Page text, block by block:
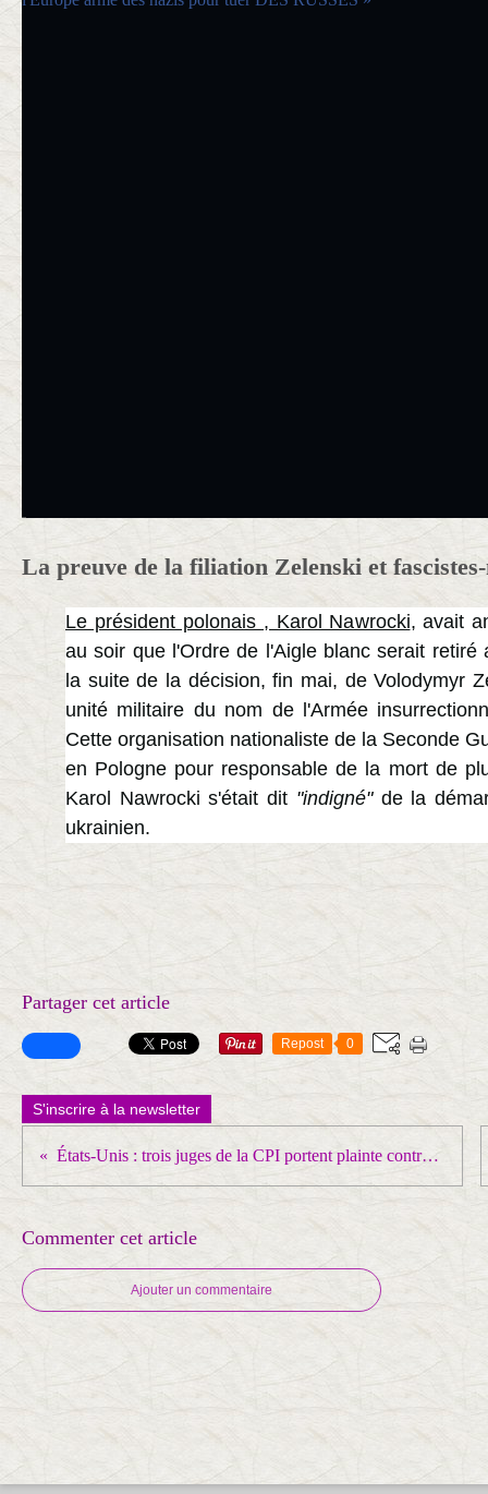
La preuve de la filiation Zelenski et
Le président polonais , Karol Nawrocki, avait
au soir que l'Ordre de l'Aigle blanc serait retiré
la suite de la décision, fin mai, de Volodymyr
unité militaire du nom de l'Armée
Cette organisation nationaliste de la Seconde
en Pologne pour responsable de la mort de
Karol Nawrocki s'était dit "indigné" de la
ukrainien.
Partager cet article
Repost 0
S'inscrire à la newsletter
États-Unis : trois juges de la CPI portent plainte contre Donald Trump et ses sanctions liées au mandat d’arrêt contre Benyamin Netanyahou
Commenter cet article
Ajouter un commentaire